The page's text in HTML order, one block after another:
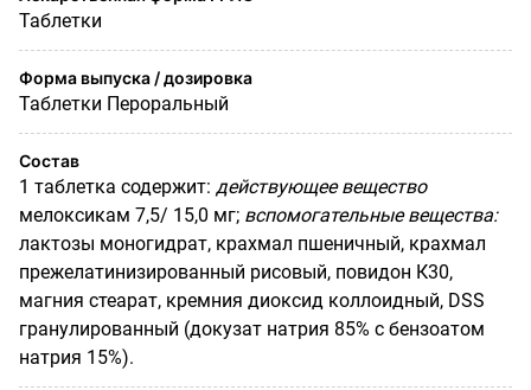
Таблетки
Форма выпуска / дозировка
Таблетки Пероральный
Состав
1 таблетка содержит: действующее вещество
мелоксикам 7,5/ 15,0 мг; вспомогательные вещества:
лактозы моногидрат, крахмал пшеничный, крахмал
прежелатинизированный рисовый, повидон К30,
магния стеарат, кремния диоксид коллоидный, DSS
гранулированный (докузат натрия 85% с бензоатом
натрия 15%).